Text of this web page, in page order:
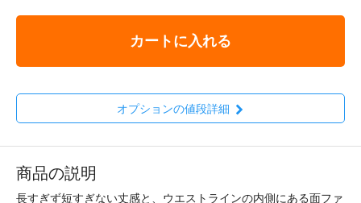
カートに入れる
オプションの値段詳細
商品の説明
長すぎず短すぎない丈感と、ウエストラインの内側にある面ファ